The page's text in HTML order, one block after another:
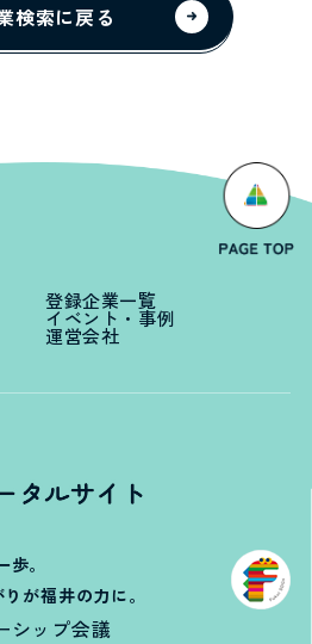
検索に戻る
登録企業一覧
イベント・事例
運営会社
。
が福井の力に。
シップ会議